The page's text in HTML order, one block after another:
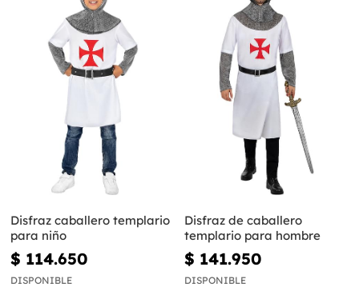
Disfraz caballero templario
para niño
$ 114.650
DISPONIBLE
Disfraz de caballero
templario para hombre
$ 141.950
DISPONIBLE